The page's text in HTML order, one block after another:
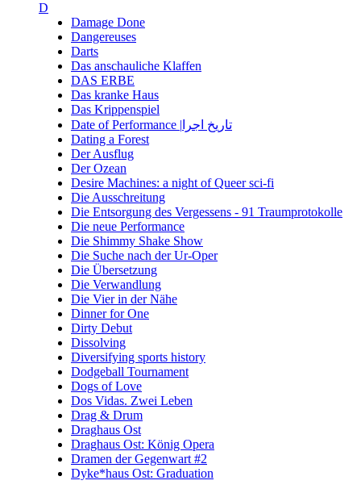
D
Damage Done
Dangereuses
Darts
Das anschauliche Klaffen
DAS ERBE
Das kranke Haus
Das Krippenspiel
Date of Performance |تاریخ اجرا
Dating a Forest
Der Ausflug
Der Ozean
Desire Machines: a night of Queer sci-fi
Die Ausschreitung
Die Entsorgung des Vergessens - 91 Traumprotokolle
Die neue Performance
Die Shimmy Shake Show
Die Suche nach der Ur-Oper
Die Übersetzung
Die Verwandlung
Die Vier in der Nähe
Dinner for One
Dirty Debut
Dissolving
Diversifying sports history
Dodgeball Tournament
Dogs of Love
Dos Vidas. Zwei Leben
Drag & Drum
Draghaus Ost
Draghaus Ost: König Opera
Dramen der Gegenwart #2
Dyke*haus Ost: Graduation